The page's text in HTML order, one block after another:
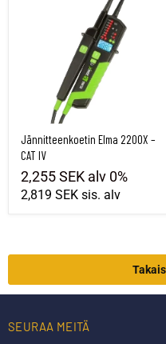
Jännitteenkoetin Elma 2200X –
CAT IV
2,255 SEK alv 0%
2,819 SEK sis. alv
SEURAA MEITÄ